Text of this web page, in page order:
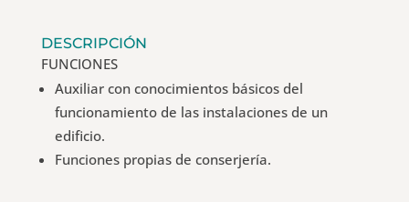
DESCRIPCIÓN
FUNCIONES
Auxiliar con conocimientos básicos del
funcionamiento de las instalaciones de un
edificio.
Funciones propias de conserjería.